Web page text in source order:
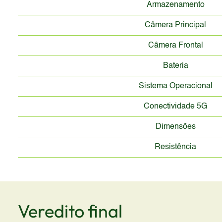
Armazenamento
Câmera Principal
Câmera Frontal
Bateria
Sistema Operacional
Conectividade 5G
Dimensões
Resistência
Veredito final